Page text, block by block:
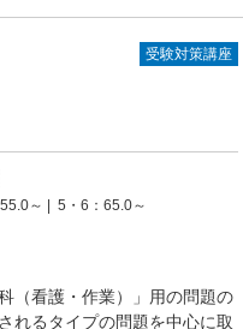
受験対策講座
～ | 5・6：65.0～
（看護・作業）」用の問題の
れるタイプの問題を中心に取